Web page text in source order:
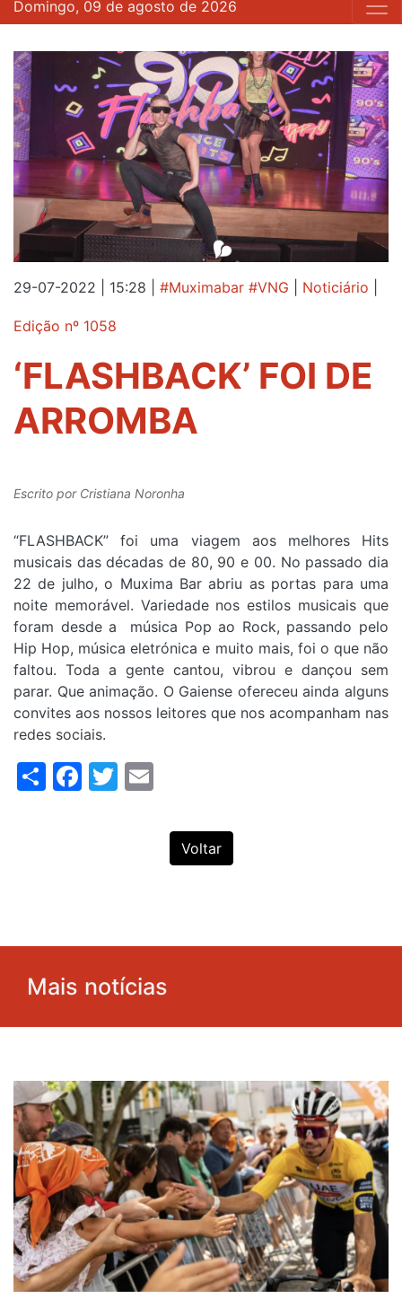
Domingo, 09 de agosto de 2026
29-07-2022 | 15:28 #Muximabar #VNG Noticiário
Edição nº 1058
‘FLASHBACK’ FOI DE
ARROMBA
Escrito por Cristiana Noronha
“FLASHBACK” foi uma viagem aos melhores Hits
musicais das décadas de 80, 90 e 00. No passado dia
22 de julho, o Muxima Bar abriu as portas para uma
noite memorável. Variedade nos estilos musicais que
foram desde a música Pop ao Rock, passando pelo
Hip Hop, música eletrónica e muito mais, foi o que não
faltou. Toda a gente cantou, vibrou e dançou sem
parar. Que animação. O Gaiense ofereceu ainda alguns
convites aos nossos leitores que nos acompanham nas
redes sociais.
ShareFacebook
Twitter
Voltar
Mais notícias